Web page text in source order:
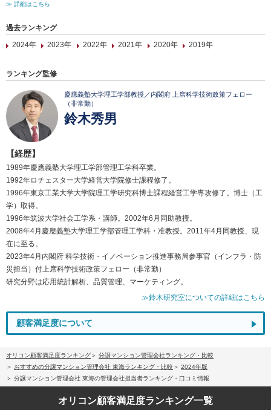
≫ 詳細はこちら
過去ランキング
2024年
2023年 2022年 2021年 2020年 2019年
ランキング監修
慶應義塾大学理工学部教授／内閣府 上席科学技術政策フェロー
（非常勤）
鈴木秀男
【経歴】
1989年慶應義塾大学理工学部管理工学科卒業。
1992年ロチェスター大学経営大学院修士課程修了。
1996年東京工業大学大学院理工学研究科博士課程経営工学専攻修了。博士（工
学）取得。
1996年筑波大学社会工学系・講師。2002年6月同助教授。
2008年4月慶應義塾大学理工学部管理工学科・准教授。2011年4月同教授、現
在に至る。
2023年4月内閣府 科学技術・イノベーション推進事務局参事官（インフラ・防
災担当）付上席科学技術政策フェロー（非常勤）
研究分野は応用統計解析、品質管理、マーケティング。
≫鈴木研究室についての詳細はこちら
顧客満足度について
オリコン顧客満足度ランキング
分譲マンション管理会社ランキング・比較
おすすめの分譲マンション管理会社 東海ランキング・比較
2024年版
分譲マンション管理会社 東海の管理会社担当者ランキング・口コミ情報
オリコン顧客満足度ランキング一覧